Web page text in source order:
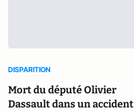
DISPARITION
Mort du député Olivier
Dassault dans un accident